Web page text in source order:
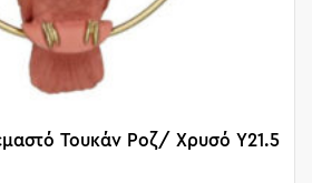
Τουκάν Ροζ/ Χρυσό Υ21.5